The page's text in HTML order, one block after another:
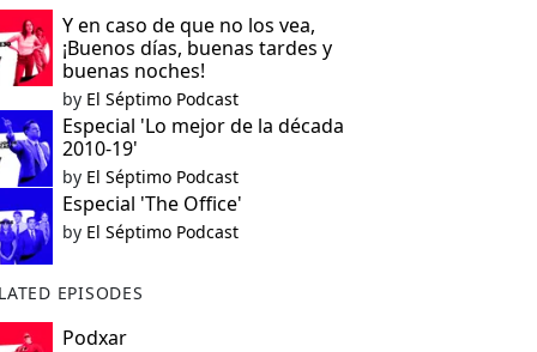
Y en caso de que no los vea,
¡Buenos días, buenas tardes y
buenas noches!
by El Séptimo Podcast
Especial 'Lo mejor de la década
2010-19'
by El Séptimo Podcast
Especial 'The Office'
by El Séptimo Podcast
EPISODES
Podxar